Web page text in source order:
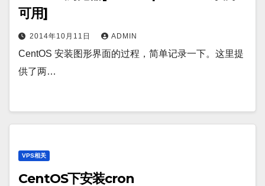
可用]
2014年10月11日 ADMIN
CentOS 安装图形界面的过程，简单记录一下。这里提
供了两…
VPS相关
CentOS下安装cron